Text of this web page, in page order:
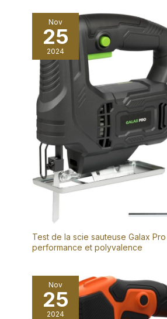
Nov
25
2024
Test de la scie sauteuse Galax
performance et polyvalence
Nov
25
2024